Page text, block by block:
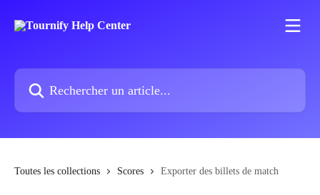
Rechercher un article...
Toutes les collections Scores Exporter des billets de match